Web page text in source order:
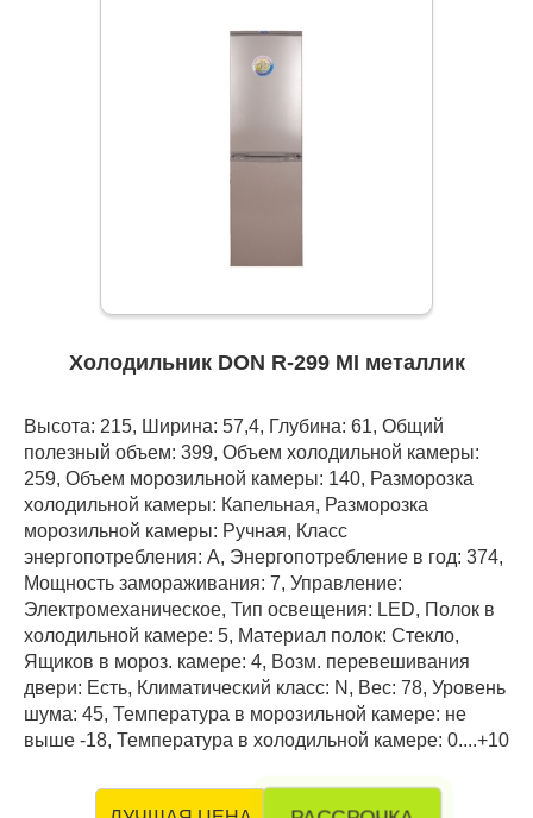
Холодильник DON R-299 MI металлик
Высота: 215, Ширина: 57,4, Глубина: 61, Общий
полезный объем: 399, Объем холодильной камеры:
259, Объем морозильной камеры: 140, Разморозка
холодильной камеры: Капельная, Разморозка
морозильной камеры: Ручная, Класс
энергопотребления: А, Энергопотребление в год: 374,
Мощность замораживания: 7, Управление:
Электромеханическое, Тип освещения: LED, Полок в
холодильной камере: 5, Материал полок: Стекло,
Ящиков в мороз. камере: 4, Возм. перевешивания
двери: Есть, Климатический класс: N, Вес: 78, Уровень
шума: 45, Температура в морозильной камере: не
выше -18, Температура в холодильной камере: 0....+10